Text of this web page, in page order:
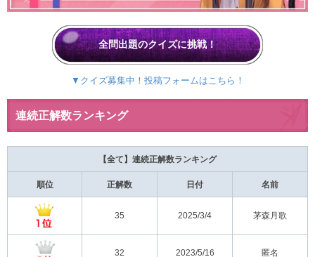
全問出題のクイズに挑戦！
▼クイズ募集中！投稿フォームはこちら！
連続正解数ランキング
【全て】連続正解数ランキング
順位 正解数 日付 名前
35 2025/3/4 茅森月歌
32 2023/5/16 匿名